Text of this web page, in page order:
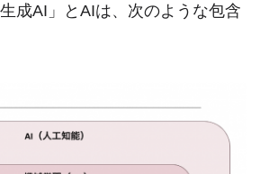
成AI」とAIは、次のような包含